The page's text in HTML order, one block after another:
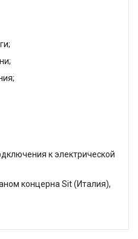
к электрической
концерна Sit (Италия),